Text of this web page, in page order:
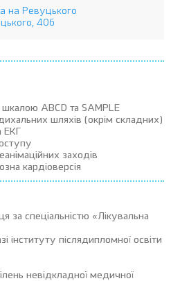
на Ревуцького
40б
ABCD та SAMPLE
шляхів (окрім складних)
заходів
кардіоверсія
спеціальністю «Лікувальна
інституту післядипломної освіти
невідкладної медичної